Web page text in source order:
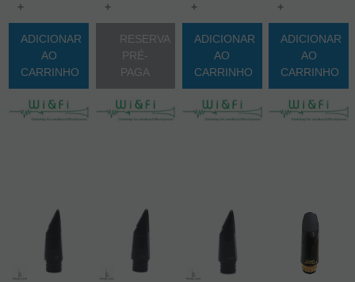
+
ADICIONAR
AO
CARRINHO
+
RESERVA
PRÉ-
PAGA
+
ADICIONAR
AO
CARRINHO
+
ADICIONAR
AO
CARRINHO